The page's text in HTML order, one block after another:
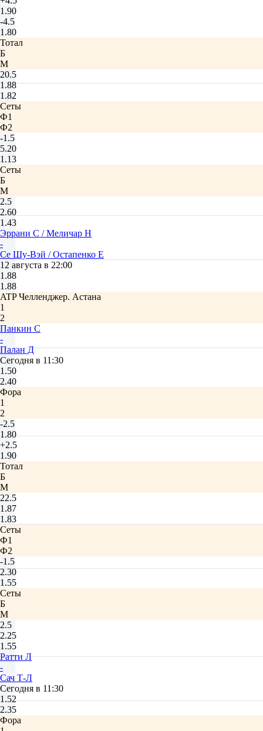
1.90
-4.5
1.80
Тотал
Б
М
20.5
1.88
1.82
Сеты
Ф1
Ф2
-1.5
5.20
1.13
Сеты
Б
М
2.5
2.60
1.43
Эррани С / Меличар Н
-
Се Шу-Вэй / Остапенко Е
12 августа в 22:00
1.88
1.88
ATP Челленджер. Астана
1
2
Панкин С
-
Палан Д
Сегодня в 11:30
1.50
2.40
Фора
1
2
-2.5
1.80
+2.5
1.90
Тотал
Б
М
22.5
1.87
1.83
Сеты
Ф1
Ф2
-1.5
2.30
1.55
Сеты
Б
М
2.5
2.25
1.55
Ратти Л
-
Сач Т-Л
Сегодня в 11:30
1.52
2.35
Фора